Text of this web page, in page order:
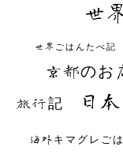
世
世界ごはんたべ記
京都のお
旅行記 日本
海外キマグレご